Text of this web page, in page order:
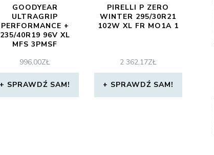
GOODYEAR
ULTRAGRIP
PERFORMANCE +
235/40R19 96V XL
MFS 3PMSF
996,00ZŁ
SPRAWDŹ SAM!
PIRELLI P ZERO
WINTER 295/30R21
102W XL FR MO1A 1
2 362,17ZŁ
SPRAWDŹ SAM!